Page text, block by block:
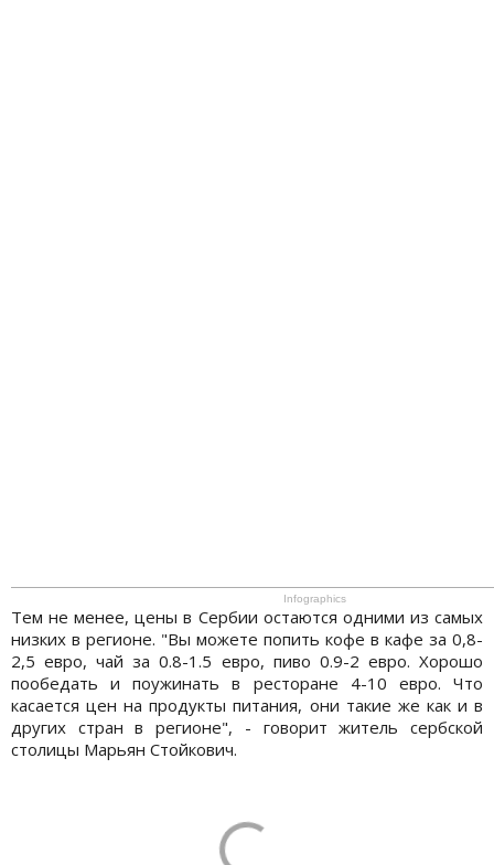
Infographics
Тем не менее, цены в Сербии остаются одними из самых
низких в регионе. "Вы можете попить кофе в кафе за 0,8-
2,5 евро, чай за 0.8-1.5 евро, пиво 0.9-2 евро. Хорошо
пообедать и поужинать в ресторане 4-10 евро. Что
касается цен на продукты питания, они такие же как и в
других стран в регионе", - говорит житель сербской
столицы Марьян Стойкович.